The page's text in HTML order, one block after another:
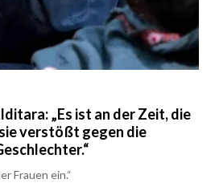
„Es ist an der Zeit, die
verstößt gegen die
Frauen ein.“